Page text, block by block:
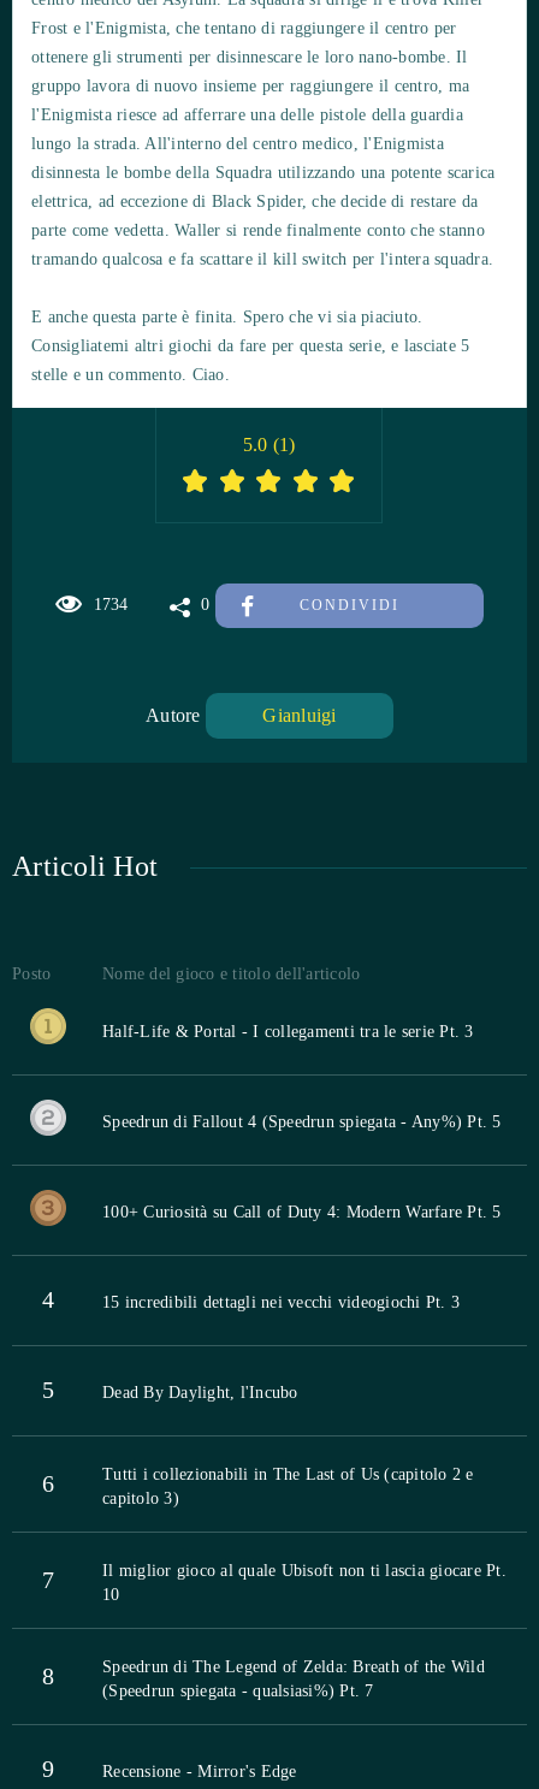
Frost e l'Enigmista, che tentano di raggiungere il centro per
ottenere gli strumenti per disinnescare le loro nano-bombe. Il
gruppo lavora di nuovo insieme per raggiungere il centro, ma
l'Enigmista riesce ad afferrare una delle pistole della guardia
lungo la strada. All'interno del centro medico, l'Enigmista
disinnesta le bombe della Squadra utilizzando una potente scarica
elettrica, ad eccezione di Black Spider, che decide di restare da
parte come vedetta. Waller si rende finalmente conto che stanno
tramando qualcosa e fa scattare il kill switch per l'intera squadra.
E anche questa parte è finita. Spero che vi sia piaciuto.
Consigliatemi altri giochi da fare per questa serie, e lasciate 5
stelle e un commento. Ciao.
1734 0 CONDIVIDI
5.0 (1)
Autore Gianluigi
Articoli Hot
Posto Nome del gioco e titolo dell'articolo
Half-Life & Portal - I collegamenti tra le serie Pt. 3
Speedrun di Fallout 4 (Speedrun spiegata - Any%) Pt. 5
100+ Curiosità su Call of Duty 4: Modern Warfare Pt. 5
4 15 incredibili dettagli nei vecchi videogiochi Pt. 3
5 Dead By Daylight, l'Incubo
6
Tutti i collezionabili in The Last of Us (capitolo 2 e
capitolo 3)
7
Il miglior gioco al quale Ubisoft non ti lascia giocare Pt.
10
8
Speedrun di The Legend of Zelda: Breath of the Wild
(Speedrun spiegata - qualsiasi%) Pt. 7
9 Recensione - Mirror's Edge